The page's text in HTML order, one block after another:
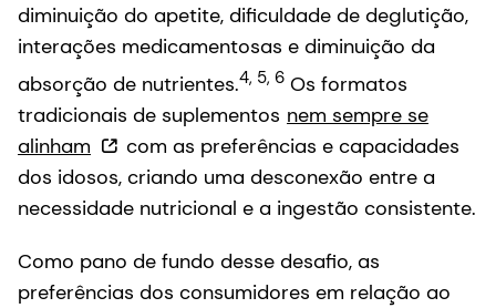
diminuição do apetite, dificuldade de deglutição,
interações medicamentosas e diminuição da
absorção de nutrientes.4, 5, 6 Os formatos
tradicionais de suplementos nem sempre se
alinham
com as preferências e capacidades
dos idosos, criando uma desconexão entre a
necessidade nutricional e a ingestão consistente.
Como pano de fundo desse desafio, as
preferências dos consumidores em relação ao